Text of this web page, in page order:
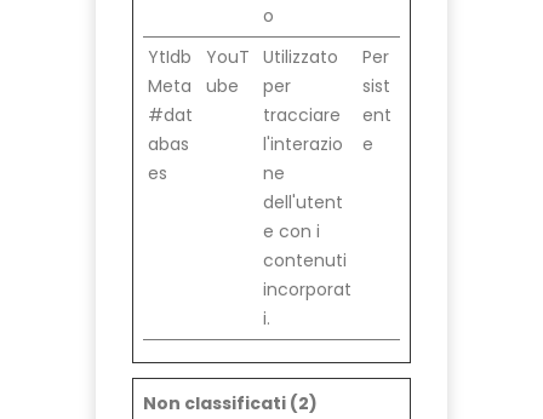
o
YtIdb
Meta
#dat
abas
es
YouT
ube
Utilizzato
per
tracciare
l'interazio
ne
dell'utent
e con i
contenuti
incorporat
i.
Per
sist
ent
e
Non classificati (2)